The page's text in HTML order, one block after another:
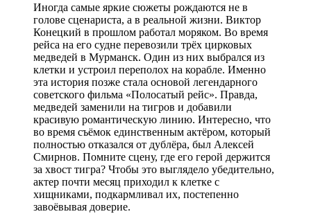
Иногда самые яркие сюжеты рождаются не в
голове сценариста, а в реальной жизни. Виктор
Конецкий в прошлом работал моряком. Во время
рейса на его судне перевозили трёх цирковых
медведей в Мурманск. Один из них выбрался из
клетки и устроил переполох на корабле. Именно
эта история позже стала основой легендарного
советского фильма «Полосатый рейс». Правда,
медведей заменили на тигров и добавили
красивую романтическую линию. Интересно, что
во время съёмок единственным актёром, который
полностью отказался от дублёра, был Алексей
Смирнов. Помните сцену, где его герой держится
за хвост тигра? Чтобы это выглядело убедительно,
актер почти месяц приходил к клетке с
хищниками, подкармливал их, постепенно
завоёвывая доверие.